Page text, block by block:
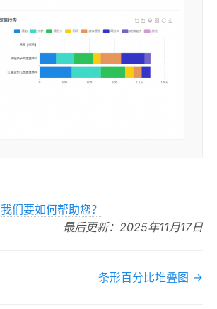
我们要如何帮助您？
最后更新：2025年11月17日
条形百分比堆叠图 →